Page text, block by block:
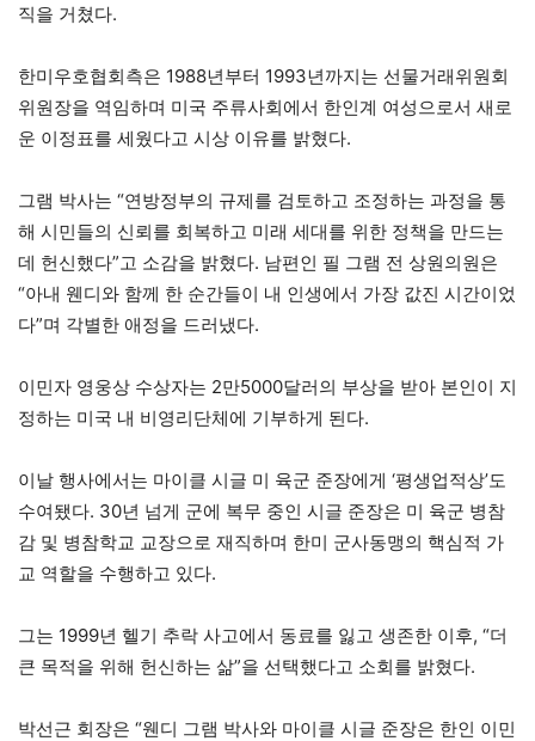
직을 거쳤다.
한미우호협회측은 1988년부터 1993년까지는 선물거래위원회
위원장을 역임하며 미국 주류사회에서 한인계 여성으로서 새로
운 이정표를 세웠다고 시상 이유를 밝혔다.
그램 박사는 “연방정부의 규제를 검토하고 조정하는 과정을 통
해 시민들의 신뢰를 회복하고 미래 세대를 위한 정책을 만드는
데 헌신했다”고 소감을 밝혔다. 남편인 필 그램 전 상원의원은
“아내 웬디와 함께 한 순간들이 내 인생에서 가장 값진 시간이었
다”며 각별한 애정을 드러냈다.
이민자 영웅상 수상자는 2만5000달러의 부상을 받아 본인이 지
정하는 미국 내 비영리단체에 기부하게 된다.
이날 행사에서는 마이클 시글 미 육군 준장에게 ‘평생업적상’도
수여됐다. 30년 넘게 군에 복무 중인 시글 준장은 미 육군 병참
감 및 병참학교 교장으로 재직하며 한미 군사동맹의 핵심적 가
교 역할을 수행하고 있다.
그는 1999년 헬기 추락 사고에서 동료를 잃고 생존한 이후, “더
큰 목적을 위해 헌신하는 삶”을 선택했다고 소회를 밝혔다.
박선근 회장은 “웬디 그램 박사와 마이클 시글 준장은 한인 이민